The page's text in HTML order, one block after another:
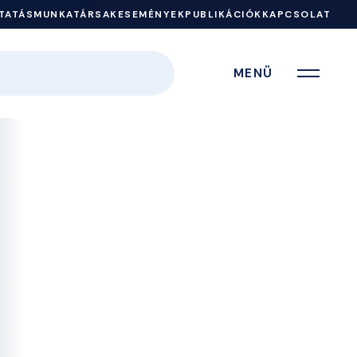
MUNKATÁRSAKESEMÉNYEKPUBLIKÁCIÓKKAPCSOLAT
MENÜ